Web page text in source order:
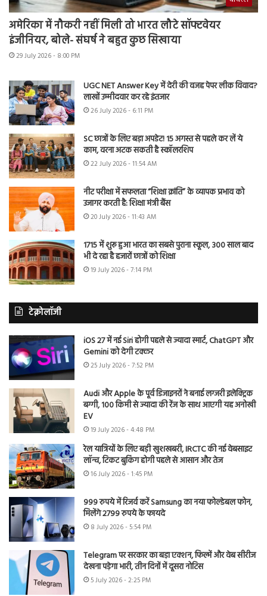
अमेरिका में नौकरी नहीं मिली तो भारत लौटे सॉफ्टवेयर
इंजीनियर, बोले- संघर्ष ने बहुत कुछ सिखाया
29 July 2026 - 8:00 PM
UGC NET Answer Key में देरी की वजह पेपर लीक विवाद?
लाखों उम्मीदवार कर रहे इंतजार
26 July 2026 - 6:11 PM
SC छात्रों के लिए बड़ा अपडेट! 15 अगस्त से पहले कर लें ये
काम, वरना अटक सकती है स्कॉलरशिप
22 July 2026 - 11:54 AM
नीट परीक्षा में सफलता “शिक्षा क्रांति” के व्यापक प्रभाव को
उजागर करती है: शिक्षा मंत्री बैंस
20 July 2026 - 11:43 AM
1715 में शुरू हुआ भारत का सबसे पुराना स्कूल, 300 साल बाद
भी दे रहा है हजारों छात्रों को शिक्षा
19 July 2026 - 7:14 PM
टेक्नोलॉजी
iOS 27 में नई Siri होगी पहले से ज्यादा स्मार्ट, ChatGPT और
Gemini को देगी टक्कर
25 July 2026 - 7:52 PM
Audi और Apple के पूर्व डिजाइनरों ने बनाई लग्जरी इलेक्ट्रिक
बग्गी, 100 किमी से ज्यादा की रेंज के साथ आएगी यह अनोखी
EV
19 July 2026 - 4:48 PM
रेल यात्रियों के लिए बड़ी खुशखबरी, IRCTC की नई वेबसाइट
लॉन्च, टिकट बुकिंग होगी पहले से आसान और तेज
16 July 2026 - 1:45 PM
999 रुपये में रिजर्व करें Samsung का नया फोल्डेबल फोन,
मिलेंगे 2799 रुपये के फायदे
8 July 2026 - 5:54 PM
Telegram पर सरकार का बड़ा एक्शन, फिल्में और वेब सीरीज
देखना पड़ेगा भारी, तीन दिनों में दूसरा नोटिस
5 July 2026 - 2:25 PM